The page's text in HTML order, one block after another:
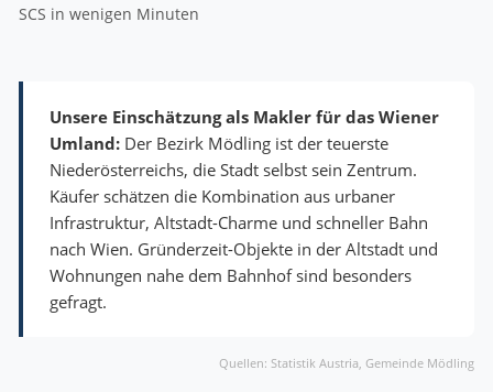
SCS in wenigen Minuten
Unsere Einschätzung als Makler für das Wiener
Umland: Der Bezirk Mödling ist der teuerste
Niederösterreichs, die Stadt selbst sein Zentrum.
Käufer schätzen die Kombination aus urbaner
Infrastruktur, Altstadt-Charme und schneller Bahn
nach Wien. Gründerzeit-Objekte in der Altstadt und
Wohnungen nahe dem Bahnhof sind besonders
gefragt.
Quellen: Statistik Austria, Gemeinde Mödling